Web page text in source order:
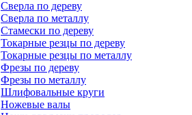
Сверла по дереву
Сверла по металлу
Стамески по дереву
Токарные резцы по дереву
Токарные резцы по металлу
Фрезы по дереву
Фрезы по металлу
Шлифовальные круги
Ножевые валы